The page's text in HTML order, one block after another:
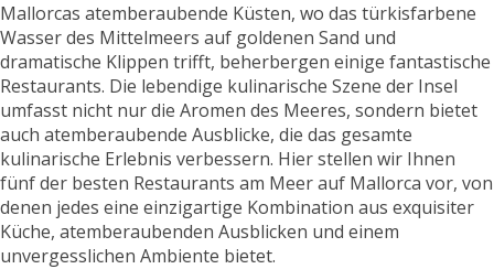
Mallorcas atemberaubende Küsten, wo das türkisfarbene
Wasser des Mittelmeers auf goldenen Sand und
dramatische Klippen trifft, beherbergen einige fantastische
Restaurants. Die lebendige kulinarische Szene der Insel
umfasst nicht nur die Aromen des Meeres, sondern bietet
auch atemberaubende Ausblicke, die das gesamte
kulinarische Erlebnis verbessern. Hier stellen wir Ihnen
fünf der besten Restaurants am Meer auf Mallorca vor, von
denen jedes eine einzigartige Kombination aus exquisiter
Küche, atemberaubenden Ausblicken und einem
unvergesslichen Ambiente bietet.